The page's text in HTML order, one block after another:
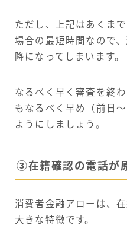
ただし、上記はあくま
場合の最短時間なので
降になってしまいます。
なるべく早く審査を終
もなるべく早め（前日
ようにしましょう。
③在籍確認の電話が
消費者金融アローは、
大きな特徴です。